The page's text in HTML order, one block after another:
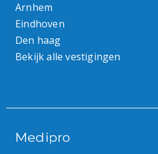
Arnhem
Eindhoven
Den haag
Bekijk alle vestigingen
Medipro